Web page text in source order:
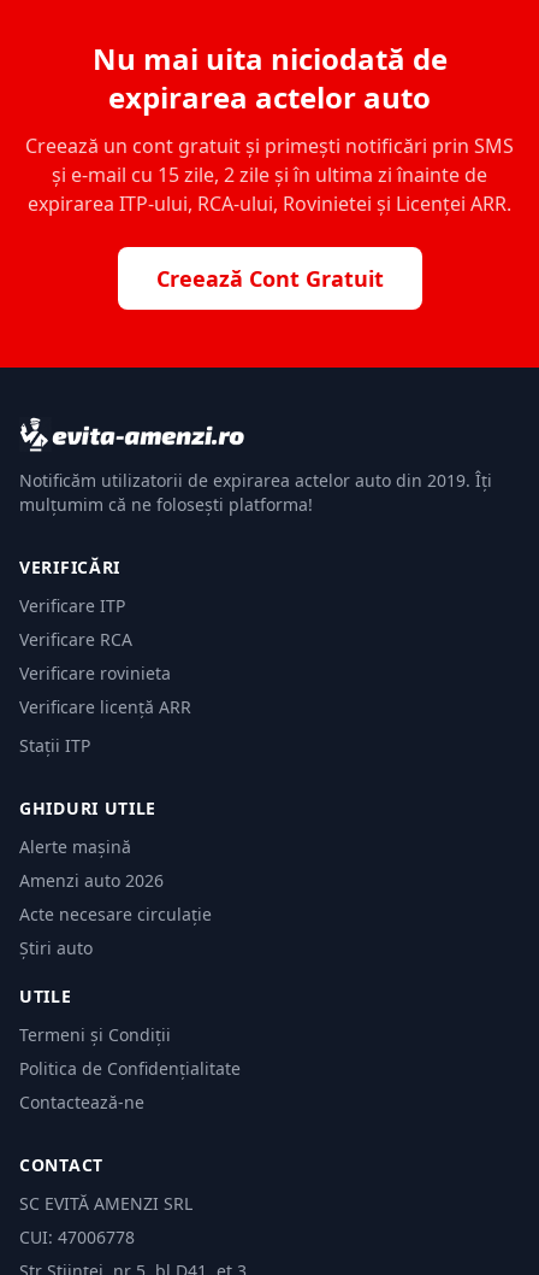
Nu mai uita niciodată de
expirarea actelor auto
Creează un cont gratuit și primești notificări prin SMS
și e-mail cu 15 zile, 2 zile și în ultima zi înainte de
expirarea ITP-ului, RCA-ului, Rovinietei și Licenței ARR.
Creează Cont Gratuit
Notificăm utilizatorii de expirarea actelor auto din 2019. Îți
mulțumim că ne folosești platforma!
VERIFICĂRI
Verificare ITP
Verificare RCA
Verificare rovinieta
Verificare licență ARR
Stații ITP
GHIDURI UTILE
Alerte mașină
Amenzi auto 2026
Acte necesare circulație
Știri auto
UTILE
Termeni și Condiții
Politica de Confidențialitate
Contactează-ne
CONTACT
SC EVITĂ AMENZI SRL
CUI: 47006778